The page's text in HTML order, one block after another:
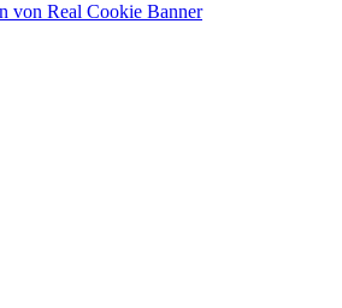
von Real Cookie Banner